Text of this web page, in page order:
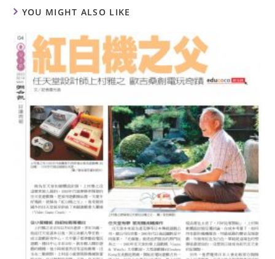
YOU MIGHT ALSO LIKE